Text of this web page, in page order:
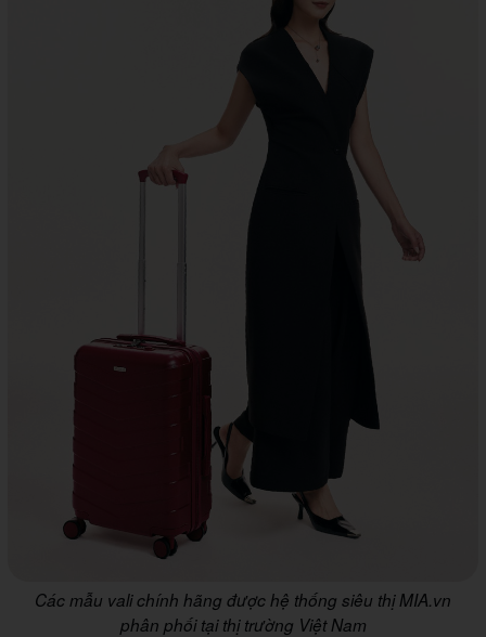
Các mẫu vali chính hãng được hệ thống siêu thị MIA.vn
phân phối tại thị trường Việt Nam